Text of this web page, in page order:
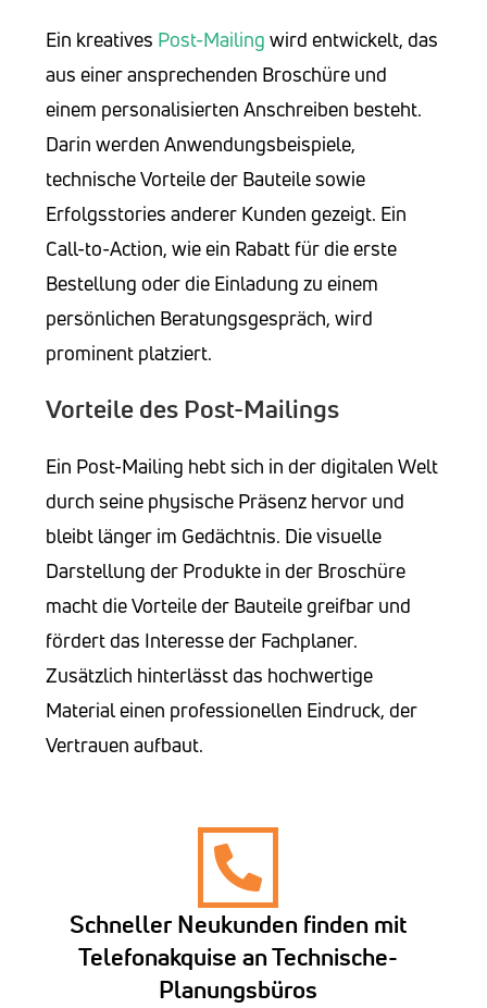
Ein kreatives Post-Mailing wird entwickelt, das
aus einer ansprechenden Broschüre und
einem personalisierten Anschreiben besteht.
Darin werden Anwendungsbeispiele,
technische Vorteile der Bauteile sowie
Erfolgsstories anderer Kunden gezeigt. Ein
Call-to-Action, wie ein Rabatt für die erste
Bestellung oder die Einladung zu einem
persönlichen Beratungsgespräch, wird
prominent platziert.
Vorteile des Post-Mailings
Ein Post-Mailing hebt sich in der digitalen Welt
durch seine physische Präsenz hervor und
bleibt länger im Gedächtnis. Die visuelle
Darstellung der Produkte in der Broschüre
macht die Vorteile der Bauteile greifbar und
fördert das Interesse der Fachplaner.
Zusätzlich hinterlässt das hochwertige
Material einen professionellen Eindruck, der
Vertrauen aufbaut.
Schneller Neukunden finden mit
Telefonakquise an Technische-
Planungsbüros